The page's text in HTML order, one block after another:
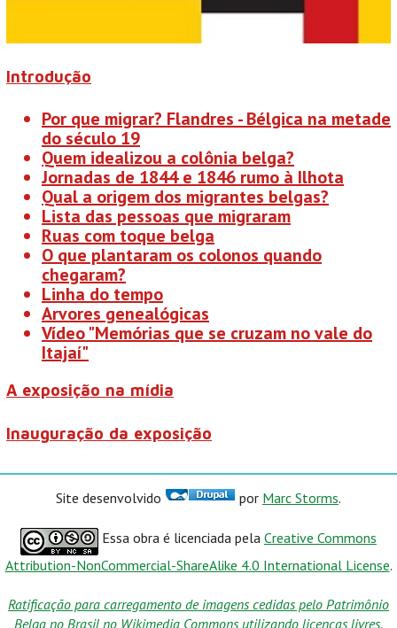
Introdução
Por que migrar? Flandres - Bélgica na metade
do século 19
Quem idealizou a colônia belga?
Jornadas de 1844 e 1846 rumo à Ilhota
Qual a origem dos migrantes belgas?
Lista das pessoas que migraram
Ruas com toque belga
O que plantaram os colonos quando
chegaram?
Linha do tempo
Arvores genealógicas
Vídeo "Memórias que se cruzam no vale do
Itajaí"
A exposição na mídia
Inauguração da exposição
Site desenvolvido por Marc Storms.
Essa obra é licenciada pela Creative Commons
Attribution-NonCommercial-ShareAlike 4.0 International License.
Ratificação para carregamento de imagens cedidas pelo Patrimônio
Belga no Brasil no Wikimedia Commons utilizando licenças livres.